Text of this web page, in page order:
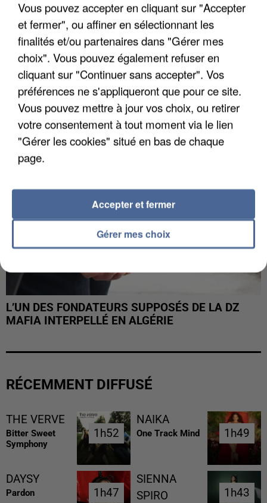
APRÈS TOUTES CES CANICULES, LES REFUGES
DE FAUNE SAUVAGE SONT...
L’UN DES FONDATEURS SUPPOSÉS DE LA DZ
MAFIA INTERPELLÉ EN ALGÉRIE
RÉCEMMENT DIFFUSÉ
THE VERVE
Bitter Sweet
Symphony
1h52
1h52
NAIKA
One Track Mind 1h49
1h49
DAYSY
Pardon 1h47
1h47
SIENNA
SPIRO
1h43
1h43
Vous pouvez accepter en cliquant sur "Accepter
et fermer", ou affiner en sélectionnant les
finalités et/ou partenaires dans "Gérer mes
choix". Vous pouvez également refuser en
cliquant sur "Continuer sans accepter". Vos
préférences ne s'appliqueront que pour ce site.
Vous pouvez mettre à jour vos choix, ou retirer
votre consentement à tout moment via le lien
"Gérer les cookies" situé en bas de chaque
page.
Gérer mes choix
Accepter et fermer